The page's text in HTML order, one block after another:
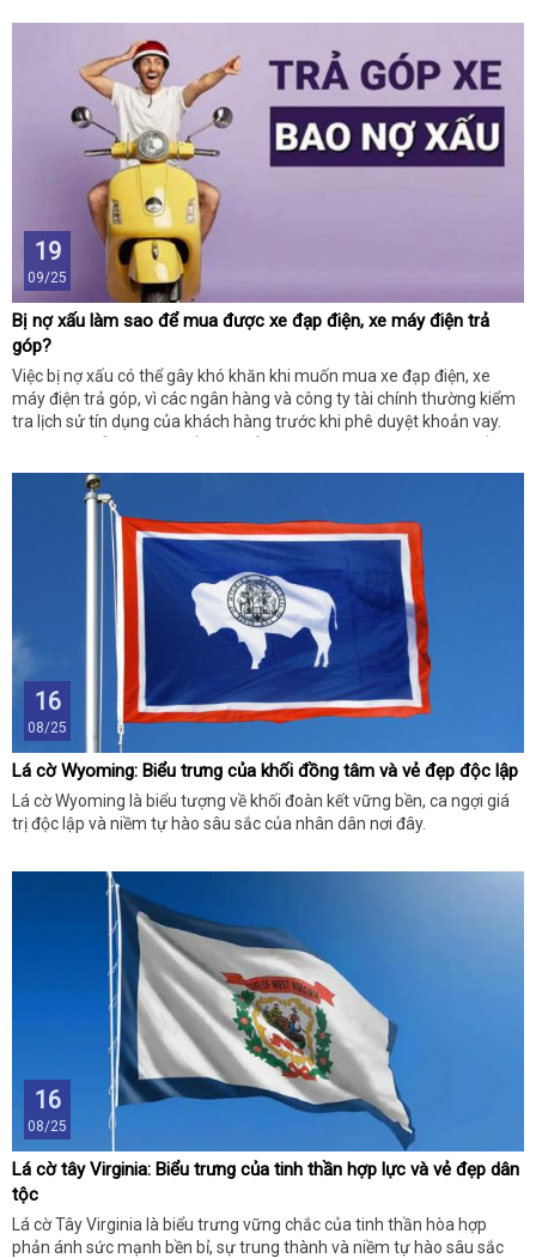
19
09/25
Bị nợ xấu làm sao để mua được xe đạp điện, xe máy điện trả
góp?
Việc bị nợ xấu có thể gây khó khăn khi muốn mua xe đạp điện, xe
máy điện trả góp, vì các ngân hàng và công ty tài chính thường kiểm
tra lịch sử tín dụng của khách hàng trước khi phê duyệt khoản vay.
hướng dẫn chi tiết:
16
08/25
Lá cờ Wyoming: Biểu trưng của khối đồng tâm và vẻ đẹp độc lập
Lá cờ Wyoming là biểu tượng về khối đoàn kết vững bền, ca ngợi giá
trị độc lập và niềm tự hào sâu sắc của nhân dân nơi đây.
16
08/25
Lá cờ tây Virginia: Biểu trưng của tinh thần hợp lực và vẻ đẹp dân
tộc
Lá cờ Tây Virginia là biểu trưng vững chắc của tinh thần hòa hợp
phản ánh sức mạnh bền bỉ, sự trung thành và niềm tự hào sâu sắc